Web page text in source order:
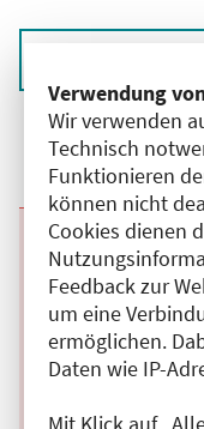
Verwendung
Wir verwenden
Technisch
Funktionieren
können nicht
Cookies dienen
Feedback zur
um eine
ermöglichen.
Daten wie IP-
Mit Klick auf
Beginn:
02.09.2026Ende
-
Charité Campus
Augustenburger
Kategorie:C